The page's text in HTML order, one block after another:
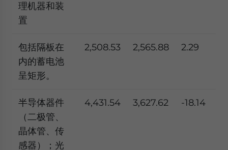
理机器和装
置
包括隔板在
内的蓄电池
呈矩形。
2,508.53 2,565.88 2.29
半导体器件
（二极管、
晶体管、传
感器）；光
4,431.54 3,627.62 -18.14